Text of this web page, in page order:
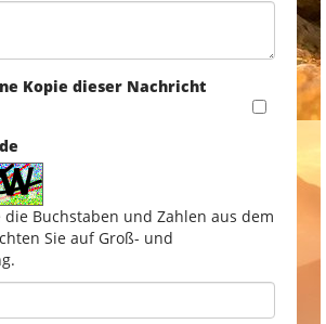
Kopie dieser Nachricht
die Buchstaben und Zahlen aus dem
Sie auf Groß- und